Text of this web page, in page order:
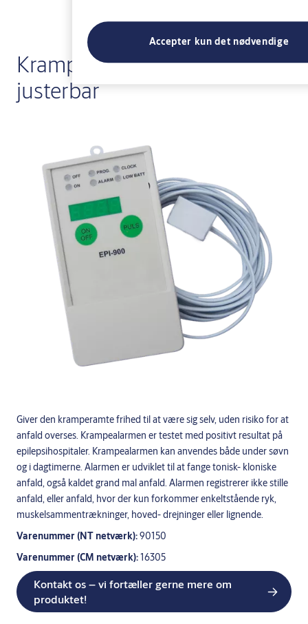
Krampealarm til seng,
justerbar
Giver den kramperamte frihed til at være sig selv, uden risiko for at
anfald overses. Krampealarmen er testet med positivt resultat på
epilepsihospitaler. Krampealarmen kan anvendes både under søvn
og i dagtimerne. Alarmen er udviklet til at fange tonisk- kloniske
anfald, også kaldet grand mal anfald. Alarmen registrerer ikke stille
anfald, eller anfald, hvor der kun forkommer enkeltstående ryk,
muskelsammentrækninger, hoved- drejninger eller lignende.
Varenummer (NT netværk):90150
Varenummer (CM netværk):16305
Kontakt os – vi fortæller gerne mere om
produktet!
Accepter kun det nødvendige